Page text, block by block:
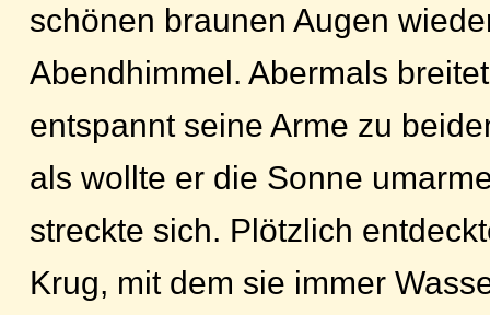
schönen braunen Augen
Abendhimmel. Abermals
entspannt seine Arme zu
als wollte er die Sonne
streckte sich. Plötzlich
Krug, mit dem sie immer